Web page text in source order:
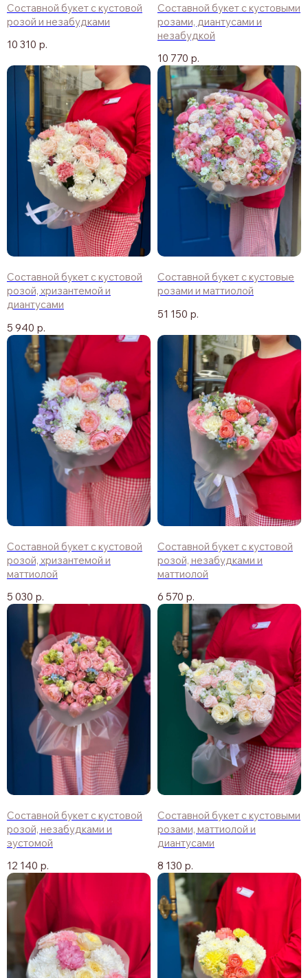
Составной букет с кустовой
розой и незабудками
10 310 р.
Составной букет с кустовыми
розами, диантусами и
незабудкой
10 770 р.
Составной букет с кустовой
розой, хризантемой и
диантусами
5 940 р.
Составной букет с кустовые
розами и маттиолой
51 150 р.
Составной букет с кустовой
розой, хризантемой и
маттиолой
5 030 р.
Составной букет с кустовой
розой, незабудками и
маттиолой
6 570 р.
Составной букет с кустовой
розой, незабудками и
эустомой
12 140 р.
Составной букет с кустовыми
розами, маттиолой и
диантусами
8 130 р.